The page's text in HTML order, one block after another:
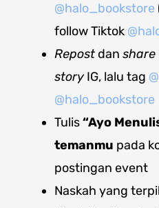
@halo_bookstore
follow Tiktok
Repostdan share
story IG, lalu tag
@halo_bookstore
Tulis“Ayo
temanmu pada
postingan event
Naskah yang